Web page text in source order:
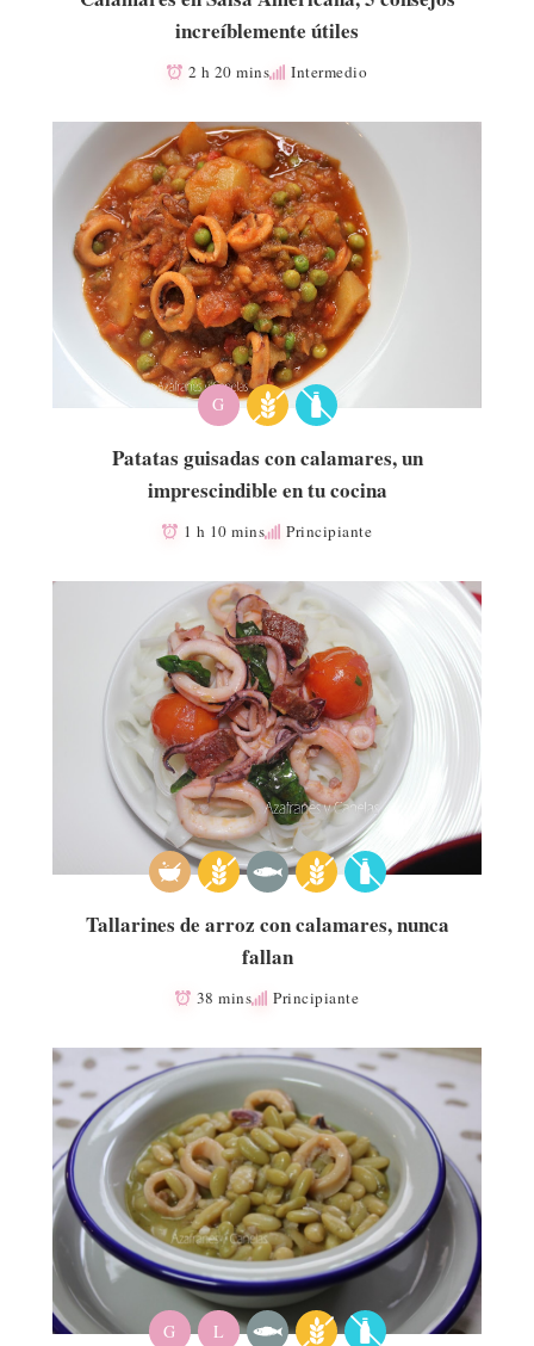
increíblemente útiles
2 h 20 mins Intermedio
G
Patatas guisadas con calamares, un
imprescindible en tu cocina
1 h 10 mins Principiante
Tallarines de arroz con calamares, nunca
fallan
38 mins Principiante
G L